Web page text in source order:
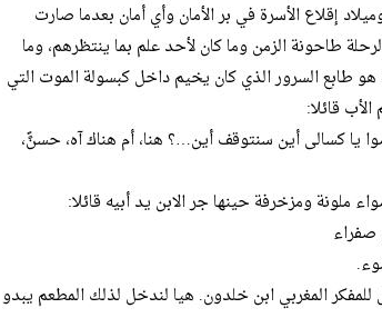
إقلاع الأسرة في بر الأمان وأي أمان بعدما صارت
طاحونة الزمن وما كان لأحد علم بما ينتظرهم، وما
طابع السرور الذي كان يخيم داخل كبسولة الموت التي
قائلا:
يا كسالى أين سنتوقف أين…؟ هنا، أم هناك آه، حسنًََ،
ملونة ومزخرفة حينها جر الابن يد أبيه قائلا:
صفراء
للمفكر المغربي ابن خلدون. هيا لندخل لذلك المطعم يبدو